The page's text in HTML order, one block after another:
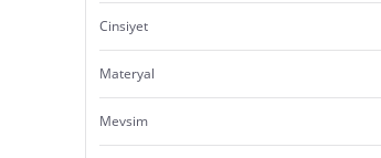
Cinsiyet
Materyal
Mevsim